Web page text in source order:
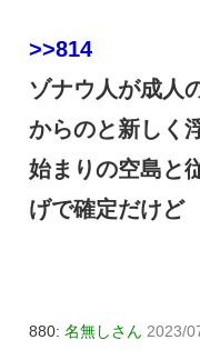
>>814
ゾナウ人が成人
からのと新しく
始まりの空島と
げで確定だけど
880: 名無しさん 2023/